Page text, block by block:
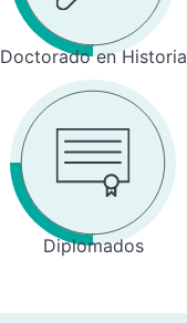
Doctorado en Historia
Diplomados